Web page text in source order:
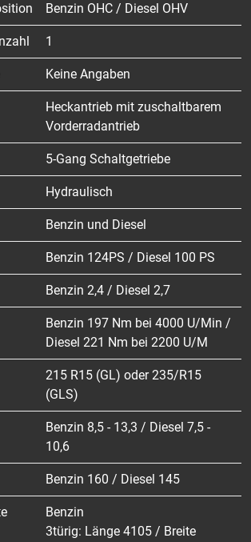
Benzin OHC / Diesel OHV
1
Keine Angaben
Heckantrieb mit zuschaltbarem
Vorderradantrieb
5-Gang Schaltgetriebe
Hydraulisch
Benzin und Diesel
Benzin 124PS / Diesel 100 PS
Benzin 2,4 / Diesel 2,7
Benzin 197 Nm bei 4000 U/Min /
Diesel 221 Nm bei 2200 U/M
215 R15 (GL) oder 235/R15
(GLS)
Benzin 8,5 - 13,3 / Diesel 7,5 -
10,6
Benzin 160 / Diesel 145
Benzin
3türig: Länge 4105 / Breite